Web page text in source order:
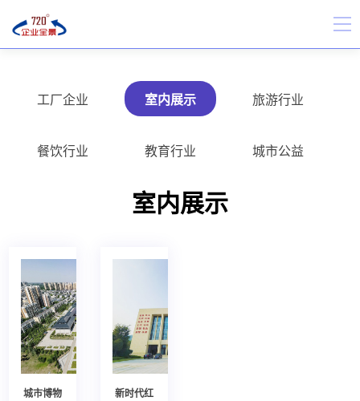
工厂企业 室内展示 旅游行业
餐饮行业 教育行业 城市公益
室内展示
城市博物
新时代红